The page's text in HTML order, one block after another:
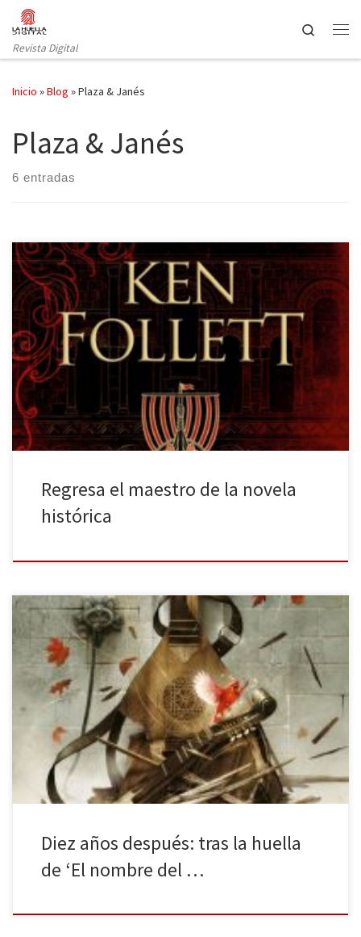
Saltar al contenido
Revista Digital
Search
Inicio »Blog »Plaza & Janés
Plaza & Janés
6 entradas
Es complicado presentar la trayectoria de Ken Follett a estas
alturas, siendo un autor tan reconocido y querido; no obstante,
daremos unas pinceladas de su vida. El escritor galés, afincado en
la capital británica, se licenció en Filosofía por la University College
de Londres para, posteriormente, abrazar el periodismo; más […]
Regresa el maestro de la novela
histórica
Probablemente, sin ir más lejos de la verdad, muchas personas
conozcan la obra que llevó al éxito a Patrick Rothfuss. Este gran
autor se hizo un hueco entre los escritores más conocidos de
literatura fantástica, como J. R. Tolkien, George R. R. Martin,
Brandon Sanderson, Andrzej Sapkowski, entre otros. De […]
Diez años después: tras la huella
de ‘El nombre del …